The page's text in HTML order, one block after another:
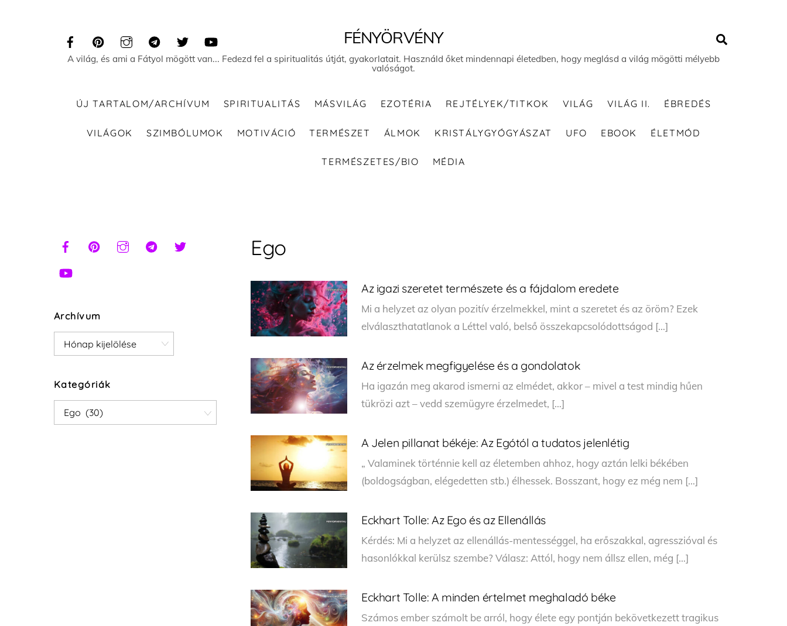
FÉNYÖRVÉNY
A világ, és ami a Fátyol mögött van... Fedezd fel a spiritualitás útját, gyakorlatait. Használd őket mindennapi életedben, hogy meglásd a világ mögötti mélyebb
valóságot.
ÚJ TARTALOM/ARCHÍVUM SPIRITUALITÁS MÁSVILÁG EZOTÉRIA REJTÉLYEK/TITKOK VILÁG VILÁG II. ÉBREDÉS
VILÁGOK SZIMBÓLUMOK MOTIVÁCIÓ TERMÉSZET ÁLMOK KRISTÁLYGYÓGYÁSZAT UFO EBOOK ÉLETMÓD
TERMÉSZETES/BIO MÉDIA
Ego
Az igazi szeretet természete és a fájdalom eredete
Mi a helyzet az olyan pozitív érzelmekkel, mint a szeretet és az öröm? Ezek
elválaszthatatlanok a Léttel való, belső összekapcsolódottságod […]
Az érzelmek megfigyelése és a gondolatok
Ha igazán meg akarod ismerni az elmédet, akkor – mivel a test mindig hűen
tükrözi azt – vedd szemügyre érzelmedet, […]
A Jelen pillanat békéje: Az Egótól a tudatos jelenlétig
„ Valaminek történnie kell az életemben ahhoz, hogy aztán lelki békében
(boldogságban, elégedetten stb.) élhessek. Bosszant, hogy ez még nem […]
Eckhart Tolle: Az Ego és az Ellenállás
Kérdés: Mi a helyzet az ellenállás-mentességgel, ha erőszakkal, agresszióval és
hasonlókkal kerülsz szembe? Válasz: Attól, hogy nem állsz ellen, még […]
Eckhart Tolle: A minden értelmet meghaladó béke
Számos ember számolt be arról, hogy élete egy pontján bekövetkezett tragikus
Archívum
Archívum
Kategóriák
Kategóriák